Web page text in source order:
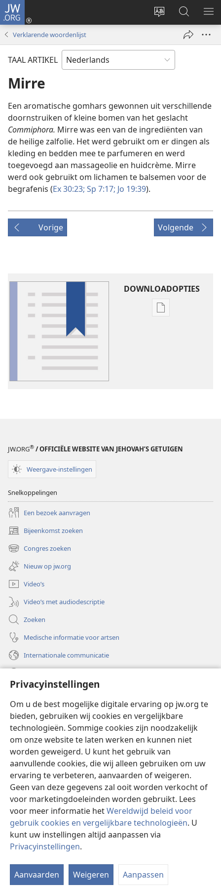
Privacyinstellingen
Om u de best mogelijke digitale ervaring op jw.org te
bieden, gebruiken wij cookies en vergelijkbare
technologieën. Sommige cookies zijn noodzakelijk
om onze website te laten werken en kunnen niet
worden geweigerd. U kunt het gebruik van
aanvullende cookies, die wij alleen gebruiken om uw
ervaring te verbeteren, aanvaarden of weigeren.
Geen van deze gegevens zal ooit worden verkocht of
voor marketingdoeleinden worden gebruikt. Lees
voor meer informatie hetWereldwijd beleid voor
gebruik cookies en vergelijkbare technologieën. U
kunt uw instellingen altijd aanpassen via
Privacyinstellingen.
Aanvaarden Weigeren Aanpassen
JW.ORG
Taal
wijzigen
Inloggen
(opent
Zoeken
op
JW.ORG
Verklarende woordenlijst
TAAL ARTIKEL
Mirre
Een aromatische gomhars gewonnen uit verschillende
doornstruiken of kleine bomen van het geslacht
Commiphora. Mirre was een van de ingrediënten van
de heilige zalfolie. Het werd gebruikt om er dingen als
kleding en bedden mee te parfumeren en werd
toegevoegd aan massageolie en huidcrème. Mirre
werd ook gebruikt om lichamen te balsemen voor de
begrafenis (Ex 30:23; Sp 7:17; Jo 19:39).
Vorige Volgende
DOWNLOADOPTIES
JW.ORG® / OFFICIËLE WEBSITE VAN JEHOVAH’S GETUIGEN
Weergave-instellingen
Snelkoppelingen
Een bezoek aanvragen
Bijeenkomst zoeken
(opent
nieuw
venster)
Congres zoeken
(opent
nieuw
venster)
Nieuw op jw.org
Video’s
Video’s met audiodescriptie
Zoeken
Medische informatie voor artsen
Internationale communicatie
(opent
nieuw
venster)Watchtower ONLINE LIBRARY™
(opent
nieuw
venster)JW Hub ®
(opent
nieuw
venster)
®
Watchtower Library
Copyright © 2026 Watch Tower Bible and Tract Society of Pennsylvania.
GEBRUIKSVOORWAARDEN